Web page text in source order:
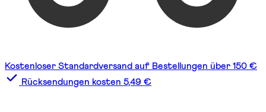
Kostenloser Standardversand auf Bestellungen über 150 €
Rücksendungen kosten 5,49 €